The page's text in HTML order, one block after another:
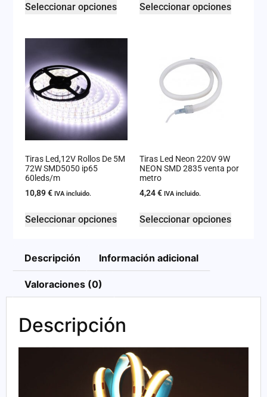
Seleccionar opciones Seleccionar opciones
Tiras Led,12V Rollos De 5M
72W SMD5050 ip65
60leds/m
10,89€ IVA incluido.
Seleccionar opciones
Tiras Led Neon 220V 9W
NEON SMD 2835 venta por
metro
4,24€ IVA incluido.
Seleccionar opciones
Descripción Información adicional
Valoraciones (0)
Descripción